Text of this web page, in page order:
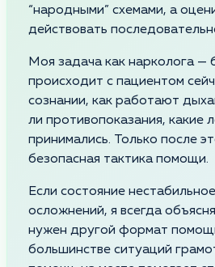
“народными” схемами, а
действовать
Моя задача как нарколога —
происходит с пациентом
сознании, как работают
ли противопоказания, какие
принимались. Только после
безопасная тактика помощи.
Если состояние
осложнений, я всегда
нужен другой формат
большинстве ситуаций